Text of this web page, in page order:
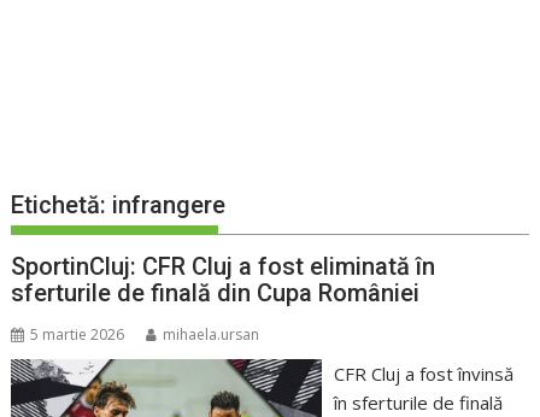
Etichetă: infrangere
SportinCluj: CFR Cluj a fost eliminată în
sferturile de finală din Cupa României
5 martie 2026 mihaela.ursan
CFR Cluj a fost învinsă
în sferturile de finală